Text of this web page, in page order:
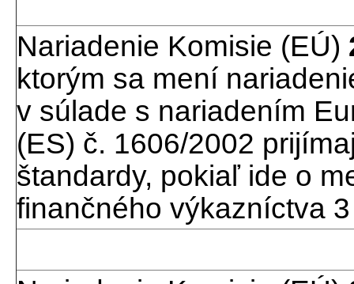
Nariadenie Komisie (EÚ)
ktorým sa mení
v súlade s nariadením
(ES) č. 1606/2002
štandardy, pokiaľ ide o
finančného výkazníctva 3